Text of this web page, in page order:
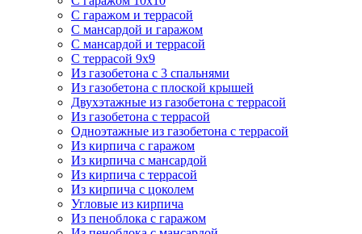
С гаражом и террасой
С мансардой и гаражом
С мансардой и террасой
С террасой 9х9
Из газобетона с 3 спальнями
Из газобетона с плоской крышей
Двухэтажные из газобетона с террасой
Из газобетона с террасой
Одноэтажные из газобетона с террасой
Из кирпича с гаражом
Из кирпича с мансардой
Из кирпича с террасой
Из кирпича с цоколем
Угловые из кирпича
Из пеноблока с гаражом